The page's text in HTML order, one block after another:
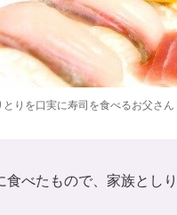
とりを口実に寿司を食べるお父さん
食べたもので、家族とし